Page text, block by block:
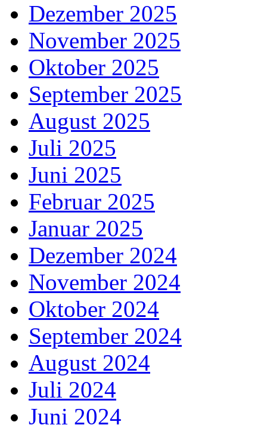
Dezember 2025
November 2025
Oktober 2025
September 2025
August 2025
Juli 2025
Juni 2025
Februar 2025
Januar 2025
Dezember 2024
November 2024
Oktober 2024
September 2024
August 2024
Juli 2024
Juni 2024